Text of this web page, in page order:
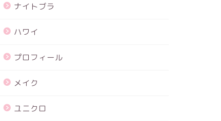
ナイトブラ
ハワイ
プロフィール
メイク
ユニクロ